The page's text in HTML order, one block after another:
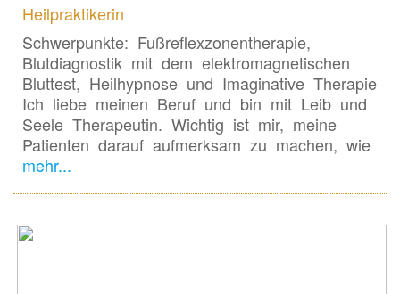
Heilpraktikerin
Schwerpunkte: Fußreflexzonentherapie,
Blutdiagnostik mit dem elektromagnetischen
Bluttest, Heilhypnose und Imaginative Therapie
Ich liebe meinen Beruf und bin mit Leib und
Seele Therapeutin. Wichtig ist mir, meine
Patienten darauf aufmerksam zu machen, wie
mehr...